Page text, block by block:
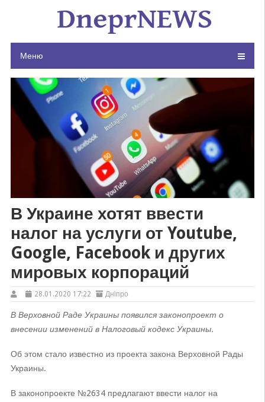
Меню
В Украине хотят ввести
налог на услуги от Youtube,
Google, Facebook и других
мировых корпораций
28.01.2020 17:22 Дніпро
В Верховной Раде Украины появился законопроект о
внесении изменений в Налоговый кодекс Украины.
Об этом стало известно из проекта закона Верховной Рады
Украины.
В законопроекте №2634 предлагают ввести налог на